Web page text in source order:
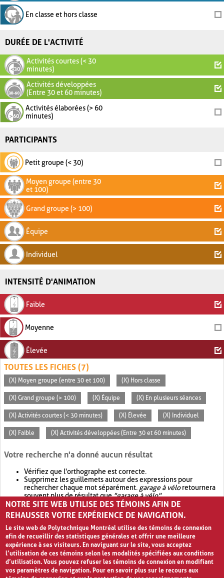
En classe et hors classe
DURÉE DE L'ACTIVITÉ
Activités courtes (< 30
minutes)
Activités développées
(Entre 30 et 60 minutes)
Activités élaborées (> 60
minutes)
PARTICIPANTS
Petit groupe (< 30)
Moyen groupe (entre 30
et 100)
Grand groupe (> 100)
Équipe
Individuel
INTENSITÉ D'ANIMATION
Faible
Moyenne
Élevée
TOUTES LES FICHES (7)
(X) Moyen groupe (entre 30 et 100) (X) Hors classe
(X) Grand groupe (> 100) (X) Équipe (X) En plusieurs séances
(X) Activités courtes (< 30 minutes) (X) Élevée (X) Individuel
(X) Faible (X) Activités développées (Entre 30 et 60 minutes)
Votre recherche n'a donné aucun résultat
Vérifiez que l'orthographe est correcte.
Supprimez les guillemets autour des expressions pour
rechercher chaque mot séparément. garage à véloretournera
souvent plus de résultat que"garage à vélo".
Envisagez d'élargir votre recherche avec OR.garage OR vélo
retournera souvent plus de résultat quegarage à vélo
NOTRE SITE WEB UTILISE DES TÉMOINS AFIN DE
REHAUSSER VOTRE EXPÉRIENCE DE NAVIGATION.
Le site web de Polytechnique Montréal utilise des témoins de connexion
afin de recueillir des statistiques générales et offrir une meilleure
expérience à ses visiteurs. En naviguant sur le site, vous acceptez
l’utilisation de ces témoins selon les modalités spécifiées aux conditions
d’utilisation. Vous pouvez refuser les témoins de connexion en modifiant
vos paramètres de navigation. Pour en savoir plus sur le recours aux